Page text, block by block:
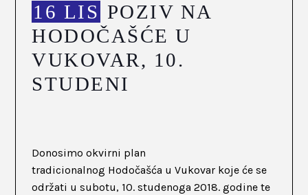
16 LIS POZIV NA
HODOČAŠĆE U
VUKOVAR, 10.
STUDENI
Donosimo okvirni plan
tradicionalnog Hodočašća u Vukovar koje će se
održati u subotu, 10. studenoga 2018. godine te